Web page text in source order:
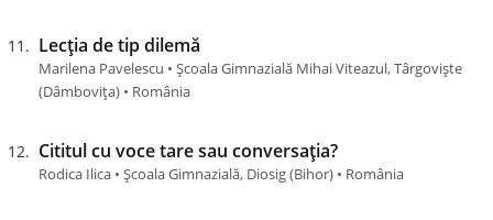
Lecția de tip dilemă
Marilena Pavelescu • Școala Gimnazială Mihai Viteazul, Târgoviște
(Dâmboviţa) • România
Cititul cu voce tare sau conversația?
Rodica Ilica • Școala Gimnazială, Diosig (Bihor) • România